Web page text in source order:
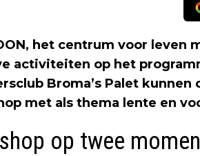
het centrum voor leven
activiteiten op het
Broma’s Palet
met als thema lente en
op twee